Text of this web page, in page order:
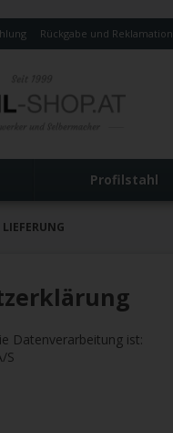
Rückgabe und Reklamation
Profilstahl
Datenverarbeitung ist:
S